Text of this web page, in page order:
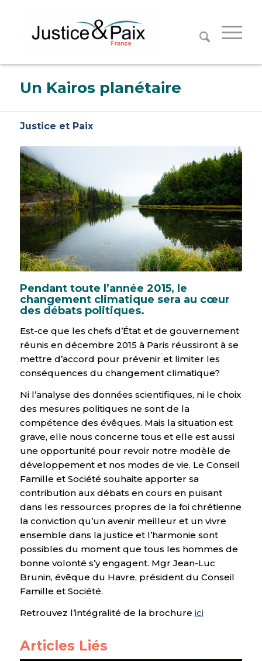
Un Kairos planétaire
Justice et Paix
Pendant toute l’année 2015, le
changement climatique sera au cœur
des débats politiques.
Est-ce que les chefs d’État et de gouvernement
réunis en décembre 2015 à Paris réussiront à se
mettre d’accord pour prévenir et limiter les
conséquences du changement climatique?
Ni l’analyse des données scientifiques, ni le choix
des mesures politiques ne sont de la
compétence des évêques. Mais la situation est
grave, elle nous concerne tous et elle est aussi
une opportunité pour revoir notre modèle de
développement et nos modes de vie. Le Conseil
Famille et Société souhaite apporter sa
contribution aux débats en cours en puisant
dans les ressources propres de la foi chrétienne
la conviction qu’un avenir meilleur et un vivre
ensemble dans la justice et l’harmonie sont
possibles du moment que tous les hommes de
bonne volonté s’y engagent. Mgr Jean-Luc
Brunin, évêque du Havre, président du Conseil
Famille et Société.
Retrouvez l’intégralité de la brochure ici
Articles Liés